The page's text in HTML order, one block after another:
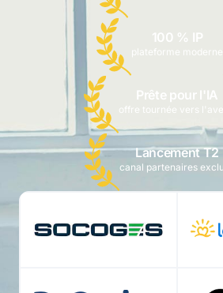
100 % IP
plateforme moderne
Prête pour l'IA
offre tournée vers
Lancement T2
canal partenaires